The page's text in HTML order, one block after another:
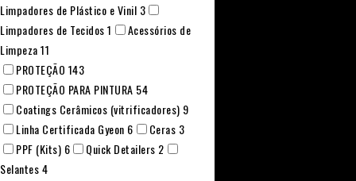
Limpadores de Plástico e Vinil 3
Limpadores de Tecidos1
Acessórios de
Limpeza11
PROTEÇÃO 143
PROTEÇÃO PARA PINTURA 54
Coatings Cerâmicos (vitrificadores) 9
Linha Certificada Gyeon 6 Ceras 3
PPF (Kits) 6 Quick Detailers 2
Selantes4